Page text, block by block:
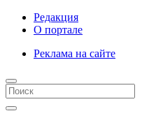
Редакция
О портале
Реклама на сайте